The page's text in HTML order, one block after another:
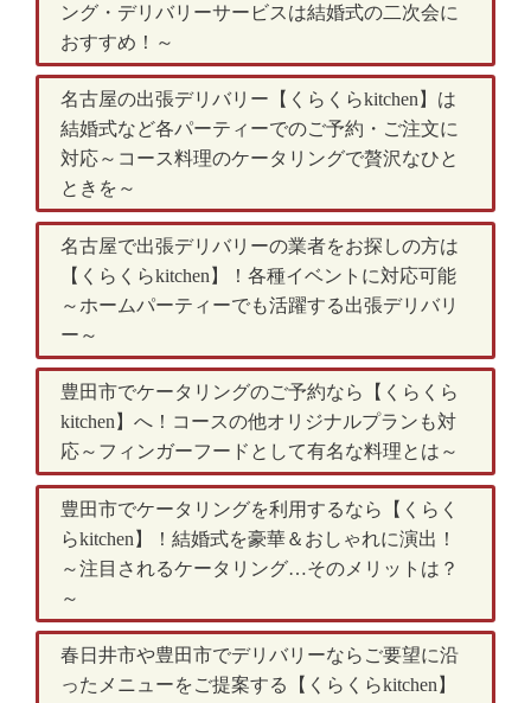
ング・デリバリーサービスは結婚式の二次会に
おすすめ！～
名古屋の出張デリバリー【くらくらkitchen】は
結婚式など各パーティーでのご予約・ご注文に
対応～コース料理のケータリングで贅沢なひと
ときを～
名古屋で出張デリバリーの業者をお探しの方は
【くらくらkitchen】！各種イベントに対応可能
～ホームパーティーでも活躍する出張デリバリ
ー～
豊田市でケータリングのご予約なら【くらくら
kitchen】へ！コースの他オリジナルプランも対
応～フィンガーフードとして有名な料理とは～
豊田市でケータリングを利用するなら【くらく
らkitchen】！結婚式を豪華＆おしゃれに演出！
～注目されるケータリング…そのメリットは？
～
春日井市や豊田市でデリバリーならご要望に沿
ったメニューをご提案する【くらくらkitchen】